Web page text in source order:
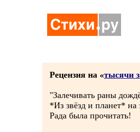
Рецензия на «тысячи
"Залечивать раны
*Из звёзд и планет* на
Рада была прочитать!